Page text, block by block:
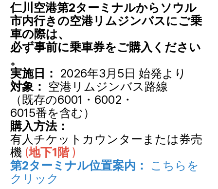
仁川空港第2ターミナルからソウル
市内行きの空港リムジンバスにご乗
車の際は、
必ず事前に乗車券をご購入ください
。
実施日： 2026年3月5日 始発より
対象： 空港リムジンバス路線
（既存の6001・6002・
6015番を含む）
購入方法：
有人チケットカウンターまたは券売
機 (地下1階)
第2ターミナル位置案内：
こちらを
クリック